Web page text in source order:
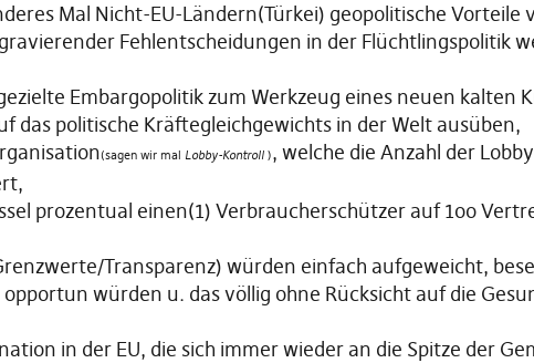
Mal Nicht-EU-Ländern(Türkei) geopolitische Vorteile
Fehlentscheidungen in der Flüchtlingspolitik
Embargopolitik zum Werkzeug eines neuen kalten
das politische Kräftegleichgewichts in der Welt ausüben,
(sagen wir mal Lobby-Kontroll), welche die Anzahl der
prozentual einen(1) Verbraucherschützer auf 1oo
Transparenz) würden einfach aufgeweicht,
würden u. das völlig ohne Rücksicht auf die
in der EU, die sich immer wieder an die Spitze der